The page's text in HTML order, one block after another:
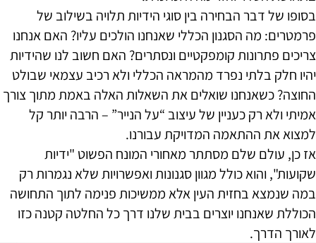
בסופו של דבר הבחירה בין סוגי הידיות תלויה בשילוב של
פרמטרים: מה הסגנון הכללי שאנחנו הולכים עליו? האם אנחנו
צריכים פתרונות קומפקטיים ונסתרים? האם חשוב לנו שהידיות
יהיו חלק בלתי נפרד מהמראה הכללי ולא רכיב עצמאי שבולט
החוצה? כשאנחנו שואלים את השאלות האלה באמת מתוך צורך
אמיתי ולא רק כעניין של עיצוב “על הנייר” – הרבה יותר קל
למצוא את ההתאמה המדויקת עבורנו.
אז כן, עולם שלם מסתתר מאחורי המונח הפשוט "ידיות
שקועות", והוא כולל מגוון סגנונות ואפשרויות שלא נגמרות רק
במה שנמצא בחזית העין אלא ממשיכות פנימה לתוך התחושה
הכוללת שאנחנו יוצרים בבית שלנו דרך כל החלטה קטנה כזו
לאורך הדרך.